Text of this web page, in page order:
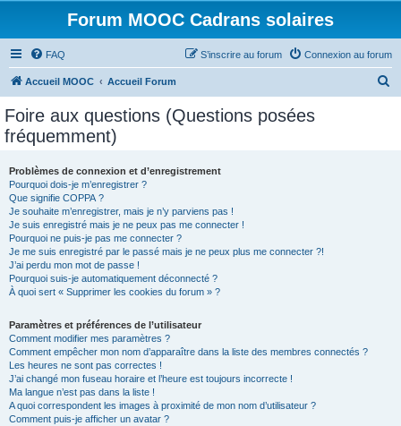
Forum MOOC Cadrans solaires
FAQ Connexion au forum
S’inscrire au forum
Accueil MOOC Accueil Forum
Foire aux questions (Questions posées
fréquemment)
Problèmes de connexion et d’enregistrement
Pourquoi dois-je m’enregistrer ?
Que signifie COPPA ?
Je souhaite m’enregistrer, mais je n’y parviens pas !
Je suis enregistré mais je ne peux pas me connecter !
Pourquoi ne puis-je pas me connecter ?
Je me suis enregistré par le passé mais je ne peux plus me connecter ?!
J’ai perdu mon mot de passe !
Pourquoi suis-je automatiquement déconnecté ?
À quoi sert « Supprimer les cookies du forum » ?
Paramètres et préférences de l’utilisateur
Comment modifier mes paramètres ?
Comment empêcher mon nom d’apparaître dans la liste des membres connectés ?
Les heures ne sont pas correctes !
J’ai changé mon fuseau horaire et l’heure est toujours incorrecte !
Ma langue n’est pas dans la liste !
A quoi correspondent les images à proximité de mon nom d’utilisateur ?
Comment puis-je afficher un avatar ?